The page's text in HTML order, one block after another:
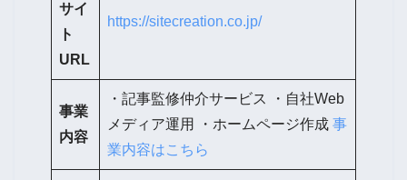
サイ
ト
URL
https://sitecreation.co.jp/
事業
内容
・記事監修仲介サービス ・自社Web
メディア運用 ・ホームページ作成 事
業内容はこちら